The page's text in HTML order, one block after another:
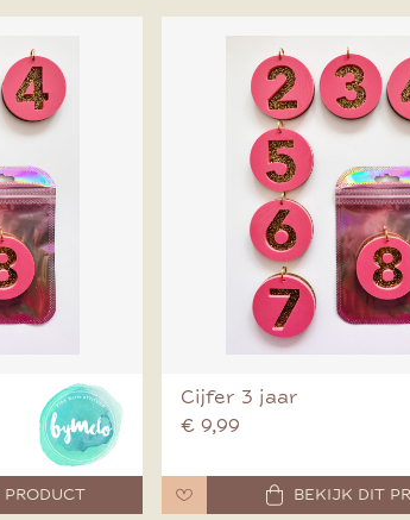
Cijfer 3 jaar
€ 9,99
BEKIJK DIT